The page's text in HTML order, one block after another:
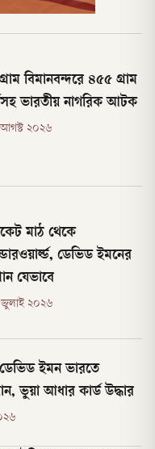
বিমানবন্দরে ৪৫৫ গ্রাম
ভারতীয় নাগরিক আটক
২০২৬
মাঠ থেকে
ডেভিড ইমনের
যেভাবে
২০২৬
ডেভিড ইমন ভারতে
ভুয়া আধার কার্ড উদ্ধার